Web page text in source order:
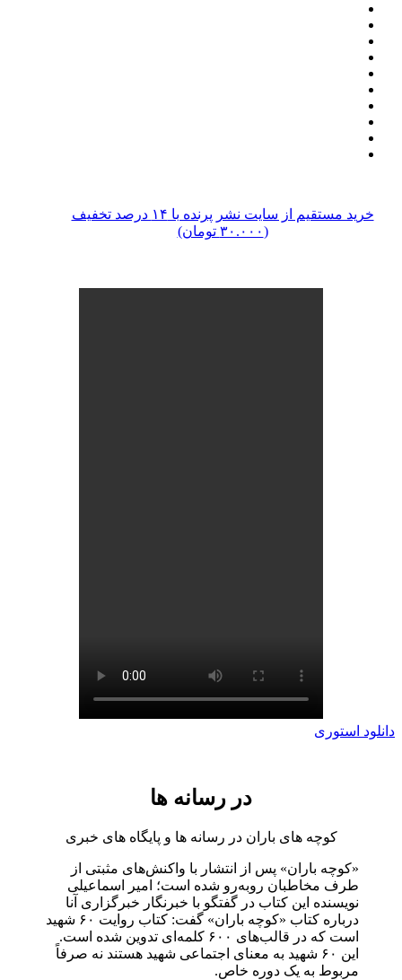
خرید مستقیم از سایت نشر پرنده با ۱۴ درصد تخفیف
(۳۰.۰۰۰ تومان)
دانلود استوری
در رسانه ها
کوچه های باران در رسانه ها و پایگاه های خبری
«کوچه باران» پس از انتشار با واکنش‌های مثبتی از
طرف مخاطبان رو‌به‌رو شده است؛ امیر اسماعیلی
نویسنده این کتاب در گفتگو با خبرنگار خبرگزاری آنا
درباره کتاب «کوچه باران» گفت: کتاب روایت ۶۰ شهید
است که در قالب‌های ۶۰۰ کلمه‌ای تدوین شده است.
این ۶۰ شهید به معنای اجتماعی شهید هستند نه صرفاً
مربوط به یک دوره خاص.